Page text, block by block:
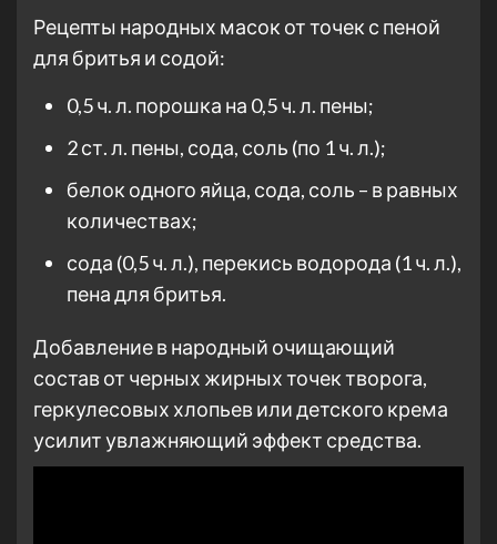
Рецепты народных масок от точек с пеной
для бритья и содой:
0,5 ч. л. порошка на 0,5 ч. л. пены;
2 ст. л. пены, сода, соль (по 1 ч. л.);
белок одного яйца, сода, соль – в равных
количествах;
сода (0,5 ч. л.), перекись водорода (1 ч. л.),
пена для бритья.
Добавление в народный очищающий
состав от черных жирных точек творога,
геркулесовых хлопьев или детского крема
усилит увлажняющий эффект средства.